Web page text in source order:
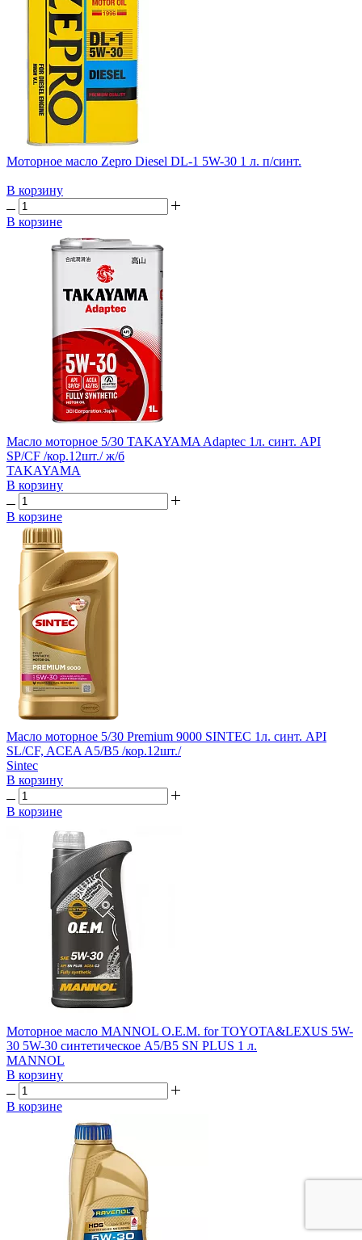
Моторное масло Zepro Diesel DL-1 5W-30 1 л. п/синт.
В корзину
В корзине
Масло моторное 5/30 TAKAYAMA Adaptec 1л. синт. API
SP/CF /кор.12шт./ ж/б
TAKAYAMA
В корзину
В корзине
Масло моторное 5/30 Premium 9000 SINTEC 1л. синт. API
SL/CF, ACEA A5/B5 /кор.12шт./
Sintec
В корзину
В корзине
Моторное масло MANNOL O.E.M. for TOYOTA&LEXUS 5W-
30 5W-30 синтетическое A5/B5 SN PLUS 1 л.
MANNOL
В корзину
В корзине